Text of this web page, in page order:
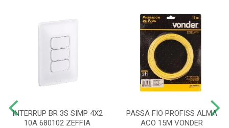
INTERRUP BR 3S SIMP 4X2
10A 680102 ZEFFIA
PASSA FIO PROFISS ALMA
ACO 15M VONDER